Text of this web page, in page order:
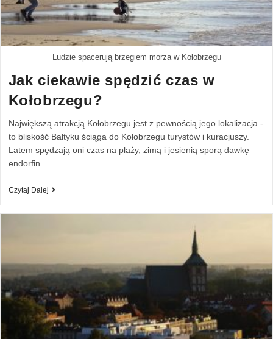
Ludzie spacerują brzegiem morza w Kołobrzegu
Jak ciekawie spędzić czas w
Kołobrzegu?
Największą atrakcją Kołobrzegu jest z pewnością jego lokalizacja -
to bliskość Bałtyku ściąga do Kołobrzegu turystów i kuracjuszy.
Latem spędzają oni czas na plaży, zimą i jesienią sporą dawkę
endorfin…
Czytaj Dalej